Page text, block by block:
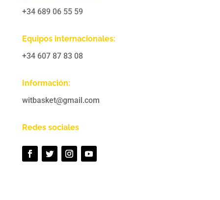
+34 689 06 55 59
Equipos internacionales:
+34 607 87 83 08
Información:
witbasket@gmail.com
Redes sociales